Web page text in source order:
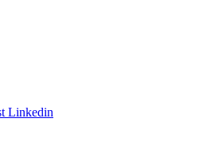
Linkedin